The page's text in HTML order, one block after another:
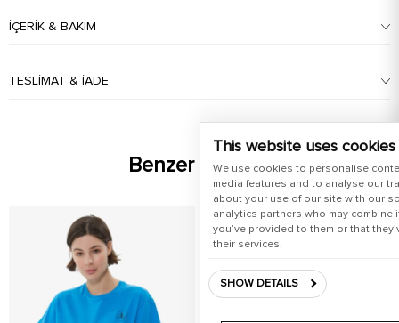
This website uses cookies
We use cookies to personalise
media features and to analyse our
about your use of our site with our
analytics partners who may
you’ve provided to them or that
their services.
SHOW DETAILS
İÇERIK & BAKIM
TESLIMAT & İADE
Benzer Ürünler